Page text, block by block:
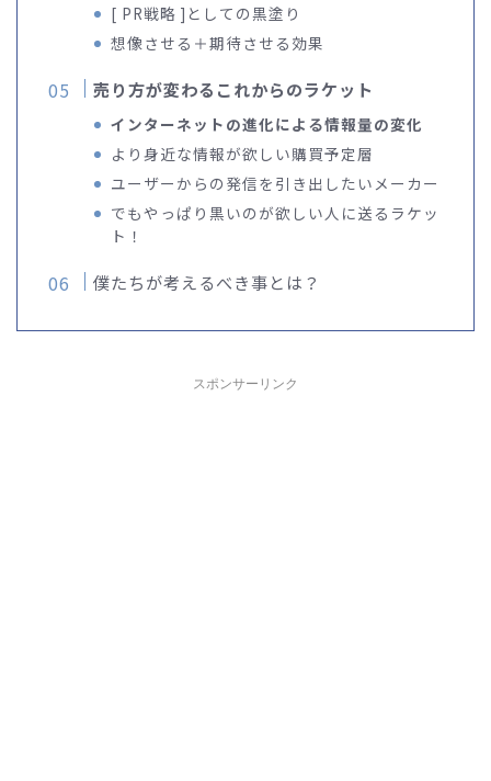
[ PR戦略 ]としての黒塗り
想像させる＋期待させる効果
売り方が変わるこれからのラケット
インターネットの進化による情報量の変化
より身近な情報が欲しい購買予定層
ユーザーからの発信を引き出したいメーカー
でもやっぱり黒いのが欲しい人に送るラケッ
ト！
僕たちが考えるべき事とは？
スポンサーリンク